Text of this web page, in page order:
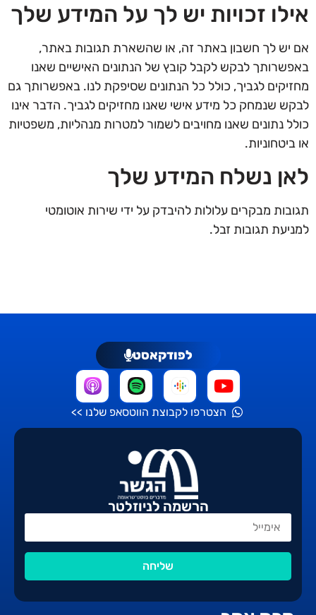
אילו זכויות יש לך על המידע שלך
אם יש לך חשבון באתר זה, או שהשארת תגובות באתר,
באפשרותך לבקש לקבל קובץ של הנתונים האישיים שאנו
מחזיקים לגביך, כולל כל הנתונים שסיפקת לנו. באפשרותך גם
לבקש שנמחק כל מידע אישי שאנו מחזיקים לגביך. הדבר אינו
כולל נתונים שאנו מחויבים לשמור למטרות מנהליות, משפטיות
או ביטחוניות.
לאן נשלח המידע שלך
תגובות מבקרים עלולות להיבדק על ידי שירות אוטומטי
למניעת תגובות זבל.
לפודקאסט
הצטרפו לקבוצת הווטסאפ שלנו >>
הרשמה לניוזלטר
שליחה